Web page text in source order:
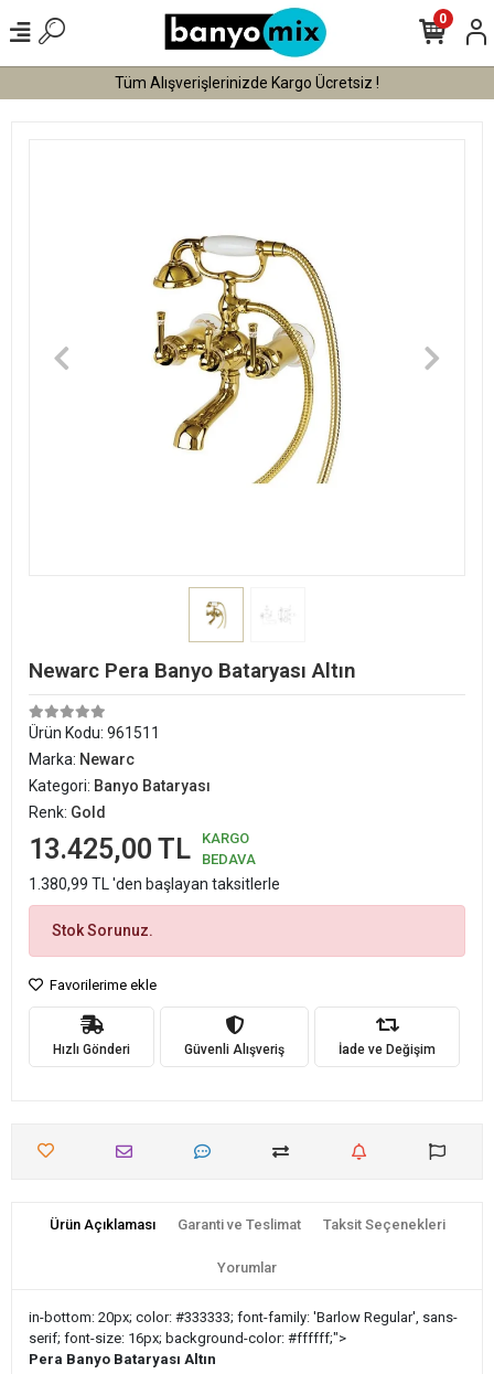
Tüm Alışverişlerinizde Kargo Ücretsiz !
0
Newarc Pera Banyo Bataryası Altın
Ürün Kodu: 961511
Marka: Newarc
Kategori: Banyo Bataryası
Renk: Gold
13.425,00 TL
KARGO
BEDAVA
1.380,99 TL 'den başlayan taksitlerle
Stok Sorunuz.
Favorilerime ekle
Hızlı Gönderi Güvenli Alışveriş İade ve Değişim
Ürün Açıklaması Garanti ve Teslimat Taksit Seçenekleri
Yorumlar
in-bottom: 20px; color: #333333; font-family: 'Barlow Regular', sans-
serif; font-size: 16px; background-color: #ffffff;">
Pera Banyo Bataryası Altın